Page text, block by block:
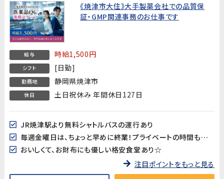
《焼津市大住》大手製薬会社での品質保
証・GMP関連事務のお仕事です
給与 時給1,500円
シフト [日勤]
勤務地 静岡県焼津市
休日 土日祝休み 年間休日127日
JR焼津駅より無料シャトルバスの運行あり
毎週金曜日は、ちょっと早めに終業！プライベートの時間も大切にできるのが嬉しい♪
おいしくて、お財布にも優しい格安食堂あり☆
注目ポイントをもっと見る